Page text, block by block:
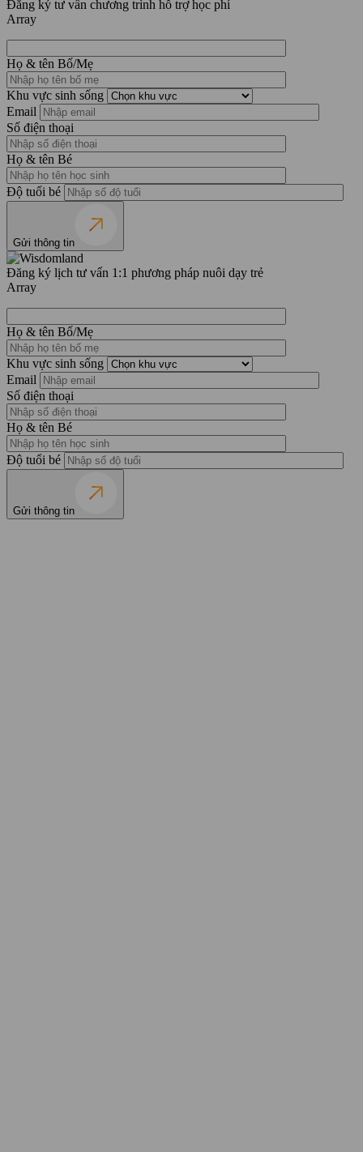
Đăng ký tư vấn chương trình hỗ trợ học phí
Array
Họ & tên Bố/Mẹ
Khu vực sinh sống
Email
Số điện thoại
Họ & tên Bé
Độ tuổi bé
Gửi thông tin
Đăng ký lịch tư vấn 1:1 phương pháp nuôi dạy trẻ
Array
Họ & tên Bố/Mẹ
Khu vực sinh sống
Email
Số điện thoại
Họ & tên Bé
Độ tuổi bé
Gửi thông tin